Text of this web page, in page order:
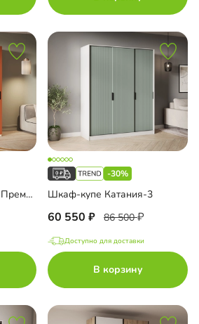
Шкаф-купе Неми-2-2 Премиум
-30%
Шкаф-купе Катания-3
60 550 86 500
Доступно для доставки
В корзину